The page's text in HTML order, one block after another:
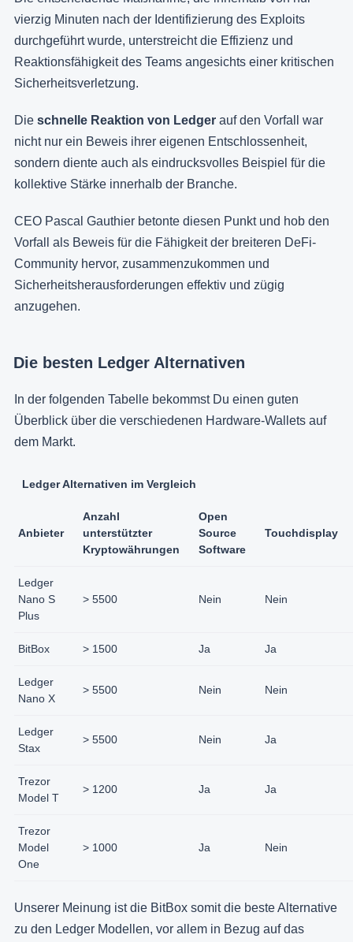
vierzig Minuten nach der Identifizierung des Exploits
durchgeführt wurde, unterstreicht die Effizienz und
Reaktionsfähigkeit des Teams angesichts einer kritischen
Sicherheitsverletzung.
Die schnelle Reaktion von Ledger auf den Vorfall war
nicht nur ein Beweis ihrer eigenen Entschlossenheit,
sondern diente auch als eindrucksvolles Beispiel für die
kollektive Stärke innerhalb der Branche.
CEO Pascal Gauthier betonte diesen Punkt und hob den
Vorfall als Beweis für die Fähigkeit der breiteren DeFi-
Community hervor, zusammenzukommen und
Sicherheitsherausforderungen effektiv und zügig
anzugehen.
Die besten Ledger Alternativen
In der folgenden Tabelle bekommst Du einen guten
Überblick über die verschiedenen Hardware-Wallets auf
dem Markt.
Ledger Alternativen im Vergleich
Anbieter
Anzahl
unterstützter
Kryptowährungen
Open
Source
Software
Touchdisplay
Ledger
Nano S
Plus
> 5500 Nein Nein
BitBox > 1500 Ja Ja
Ledger
Nano X
> 5500 Nein Nein
Ledger
Stax
> 5500 Nein Ja
Trezor
Model T
> 1200 Ja Ja
Trezor
Model
One
> 1000 Ja Nein
Unserer Meinung ist die BitBox somit die beste Alternative
zu den Ledger Modellen, vor allem in Bezug auf das